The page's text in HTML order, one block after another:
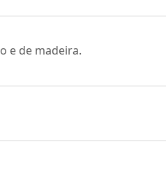
e de madeira.